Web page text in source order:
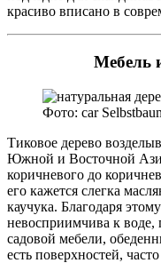
красиво вписано в
Мебель
Фото: car
Тиковое дерево
Южной и Восточной
коричневого до
его кажется слегка
каучука. Благодаря
невосприимчива к воде,
садовой мебели,
есть поверхностей,